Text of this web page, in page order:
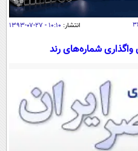
دانایی
دانش
انتشار: ۱۰:۱۰ - ۲۷-۰۷-۱۳۹۳
شماره‌های رند